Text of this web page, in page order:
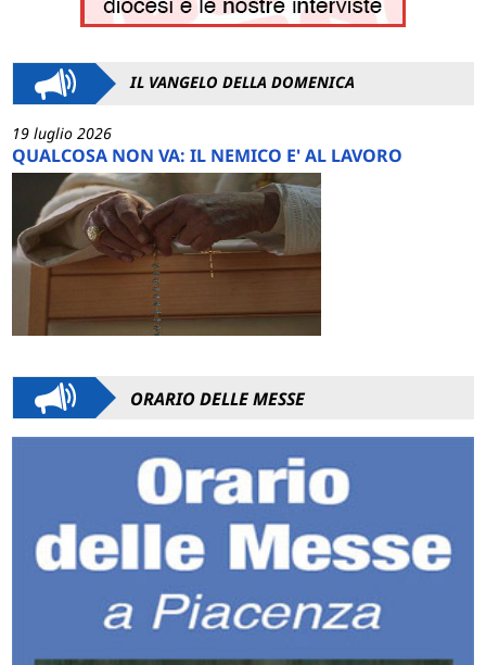
IL VANGELO DELLA DOMENICA
19 luglio 2026
QUALCOSA NON VA: IL NEMICO E' AL LAVORO
ORARIO DELLE MESSE